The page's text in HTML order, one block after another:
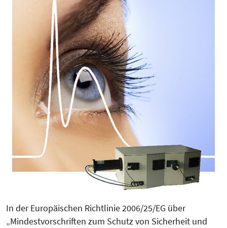
In der Europäischen Richtlinie 2006/25/EG über
„Mindestvorschriften zum Schutz von Sicherheit und